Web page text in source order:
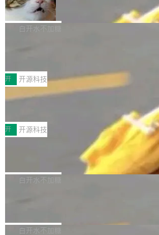
通 ProRes RAW VideoToolbox 硬件加速器 AP
V ...
DeepSeek一天消耗了8万亿# 上了微博热搜
注意这是 OpenCode 一家的消耗。
不完。」5T 来自免费额度，3T 来自 Go...
NetBSD 11.0 现已正式发布，这是 NetBSD 操
作系统的第十八个主要版本。 自 NetBSD 10.1
ve JH71XX 的设备，例如 VisionFive 2、PINE
64 STAR64，以及 QEMU。 增强了对 POSIX.1
-2024 和 C23 编程接口标准的兼容性。 compat
_linux(8) 增强了对 Linux 系统调用的支持，包
括 epoll（围绕 kqueue 实现）、POSIX 消息
列、...
白开水不加糖
案
享会在上海举办。鸿蒙生态的全场景智慧营销平
台鲸鸿动能协同华为游戏中心，面向游戏行业开
发者及生态伙伴，系统呈现了平台在游戏领域的
完整能力版图——从IAP高价值用户的全周期经
营、到IAA游戏的“买变一体”正循环、再到联运
广告协同的全链路经营闭环，以及面向全球市
的出海增长布局。 华为终端云业务商业化销售负
责人在开场致辞中表示，游戏开发者的核心诉求
已不再是“多一个投放渠道”，而是一套能够持续
高质量游戏...
开 开源科技
技嘉X3D系列再添新成员 B850 AORU
面向AMD Ryzen X3D处理器玩家，技嘉X3D系
列主板阵容迎来新成员——B850 AORUS
X3D。作为面向主流高性能平台打造的全新主板
产品，B850 AORUS ELITE X3D延续技嘉在X3
D平台优化上的技术积累，旨在为游戏玩家带来
更稳定、更高效的装机选择。 B850 AORUS
式2.0，可根据不同使用场景释放处理器潜力，
开 开源科技
Zadig v5.0 发布：AI 发布专员与 AI 审
我们团队这几天最大的卡点不是 AI 写得不够
好，是 AI 写得太好了。 好到审查排期从两天的
过 1528 名开发者，85% 说 AI 把瓶颈从写代码
白开水不加糖
数据库，有一个图形后端。作为一个原生的 Gra
白开水不加糖